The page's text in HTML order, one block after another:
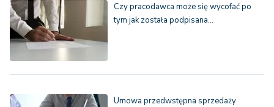
Czy pracodawca może się wycofać po
tym jak została podpisana…
Umowa przedwstępna sprzedaży